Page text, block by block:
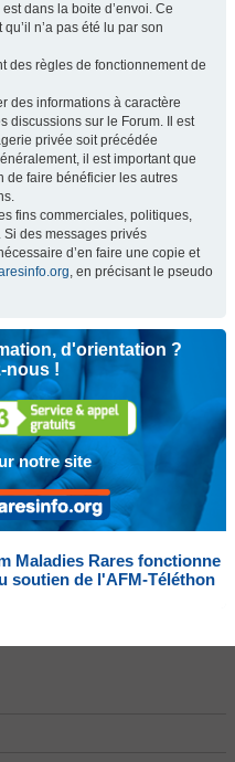
dans la boite d’envoi. Ce
n’a pas été lu par son
des règles de fonctionnement de
des informations à caractère
discussions sur le Forum. Il est
privée soit précédée
il est important que
de faire bénéficier les autres
fins commerciales, politiques,
des messages privés
d’en faire une copie et
, en précisant le pseudo
d'orientation ?
nous !
notre site
Maladies Rares fonctionne
soutien de l'AFM-Téléthon